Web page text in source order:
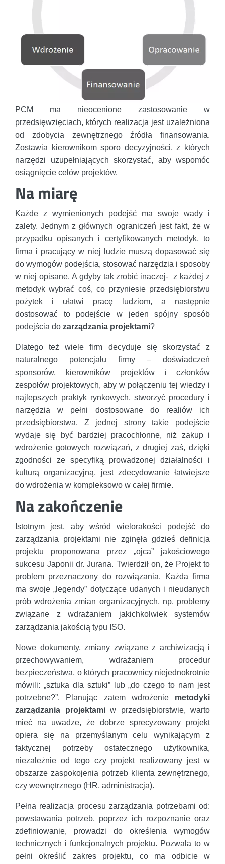
PCM ma nieocenione zastosowanie w
przedsięwzięciach, których realizacja jest uzależniona
od zdobycia zewnętrznego źródła finansowania.
Zostawia kierownikom sporo decyzyjności, z których
narzędzi uzupełniających skorzystać, aby wspomóc
osiągnięcie celów projektów.
Na miarę
Każde z wymienionych podejść ma swoje wady i
zalety. Jednym z głównych ograniczeń jest fakt, że w
przypadku opisanych i certyfikowanych metodyk, to
firma i pracujący w niej ludzie muszą dopasować się
do wymogów podejścia, stosować narzędzia i sposoby
w niej opisane. A gdyby tak zrobić inaczej- z każdej z
metodyk wybrać coś, co przyniesie przedsiębiorstwu
pożytek i ułatwi pracę ludziom, a następnie
dostosować to podejście w jeden spójny sposób
podejścia do zarządzania projektami?
Dlatego też wiele firm decyduje się skorzystać z
naturalnego potencjału firmy – doświadczeń
sponsorów, kierowników projektów i członków
zespołów projektowych, aby w połączeniu tej wiedzy i
najlepszych praktyk rynkowych, stworzyć procedury i
narzędzia w pełni dostosowane do realiów ich
przedsiębiorstwa. Z jednej strony takie podejście
wydaje się być bardziej pracochłonne, niż zakup i
wdrożenie gotowych rozwiązań, z drugiej zaś, dzięki
zgodności ze specyfiką prowadzonej działalności i
kulturą organizacyjną, jest zdecydowanie łatwiejsze
do wdrożenia w kompleksowo w całej firmie.
Na zakończenie
Istotnym jest, aby wśród wielorakości podejść do
zarządzania projektami nie zginęła gdzieś definicja
projektu proponowana przez „ojca” jakościowego
sukcesu Japonii dr. Jurana. Twierdził on, że Projekt to
problem przeznaczony do rozwiązania. Każda firma
ma swoje „legendy” dotyczące udanych i nieudanych
prób wdrożenia zmian organizacyjnych, np. problemy
związane z wdrażaniem jakichkolwiek systemów
zarządzania jakością typu ISO.
Nowe dokumenty, zmiany związane z archiwizacją i
przechowywaniem, wdrażaniem procedur
bezpieczeństwa, o których pracownicy niejednokrotnie
mówili: „sztuka dla sztuki” lub „do czego to nam jest
potrzebne?”. Planując zatem wdrożenie metodyki
zarządzania projektamiw przedsiębiorstwie, warto
mieć na uwadze, że dobrze sprecyzowany projekt
opiera się na przemyślanym celu wynikającym z
faktycznej potrzeby ostatecznego użytkownika,
niezależnie od tego czy projekt realizowany jest w
obszarze zaspokojenia potrzeb klienta zewnętrznego,
czy wewnętrznego (HR, administracja).
Pełna realizacja procesu zarządzania potrzebami od:
powstawania potrzeb, poprzez ich rozpoznanie oraz
zdefiniowanie, prowadzi do określenia wymogów
technicznych i funkcjonalnych projektu. Pozwala to w
pełni określić zakres projektu, co ma odbicie w